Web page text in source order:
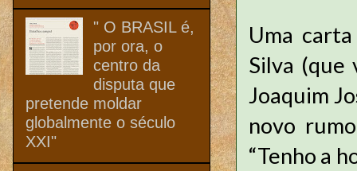
Uma
Silva (que
Joaquim
novo
“Tenho a
" O BRASIL é,
por ora, o
centro da
disputa que
pretende moldar
globalmente o século
XXI"